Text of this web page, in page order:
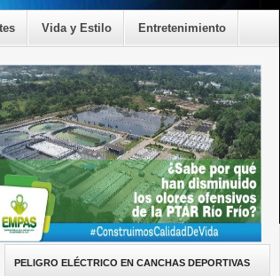
Vida y Estilo Entretenimiento
PELIGRO ELÉCTRICO EN CANCHAS DEPORTIVAS